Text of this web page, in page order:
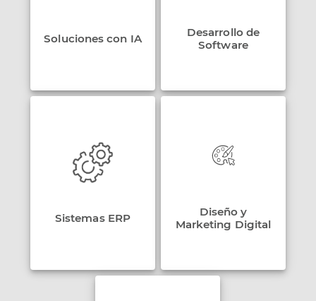
Soluciones con IA
Desarrollo de
Software
Sistemas ERP
Diseño y
Marketing Digital